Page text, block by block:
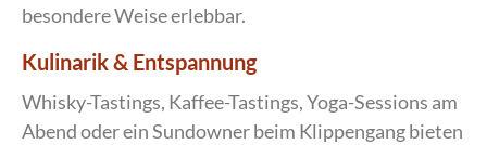
besondere Weise erlebbar.
Kulinarik & Entspannung
Whisky-Tastings, Kaffee-Tastings, Yoga-Sessions am
Abend oder ein Sundowner beim Klippengang bieten